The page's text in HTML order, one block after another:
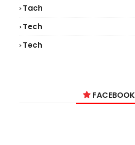
Tach
Tech
Tech
FACEBOOK